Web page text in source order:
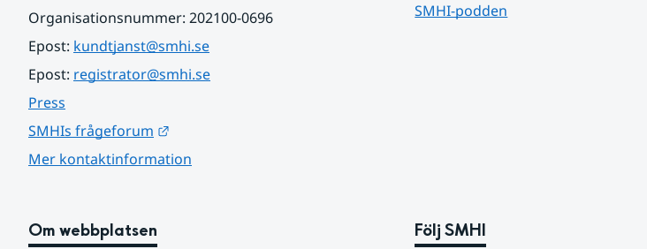
Organisationsnummer: 202100-0696
Epost: kundtjanst@smhi.se
Epost: registrator@smhi.se
Press
SMHIs frågeforum
Mer kontaktinformation
SMHI-podden
Om webbplatsen Följ SMHI